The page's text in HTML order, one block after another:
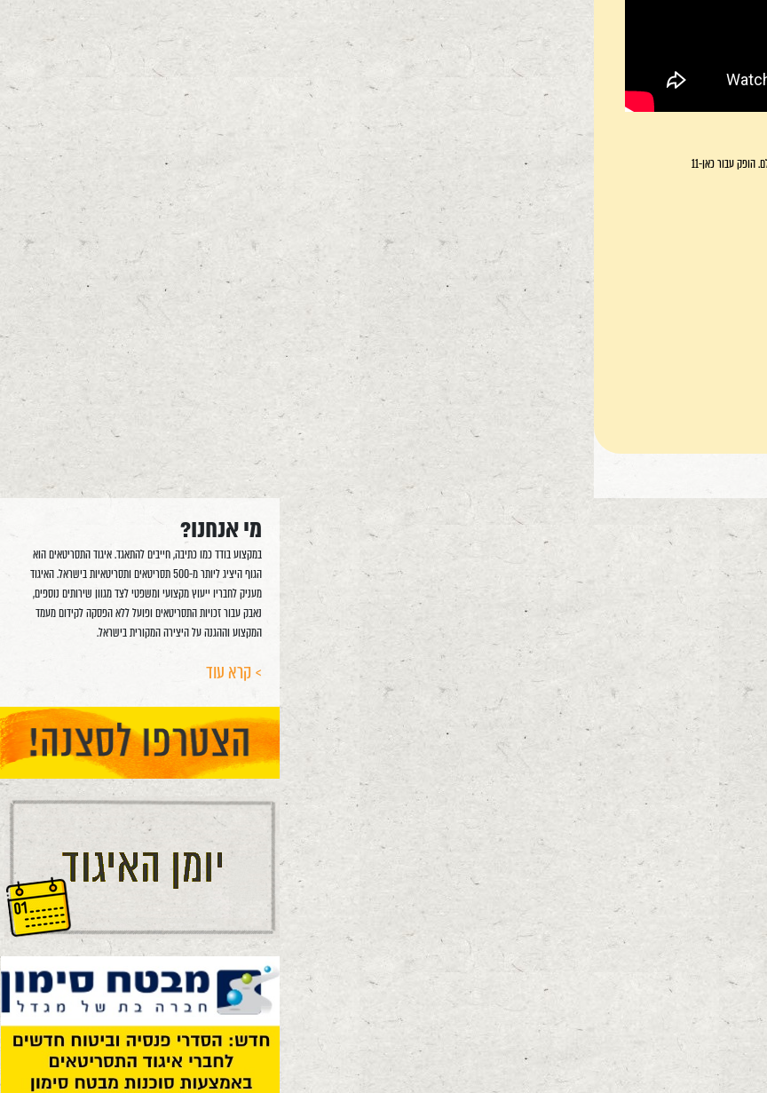
עבור כאן-11
מי אנחנו?
במקצוע בודד כמו כתיבה, חייבים להתאגד. איגוד התסריטאים הוא
הגוף היציג ליותר מ-500 תסריטאים ותסריטאיות בישראל. האיגוד
מעניק לחבריו ייעוץ מקצועי ומשפטי לצד מגוון שירותים נוספים,
נאבק עבור זכויות התסריטאים ופועל ללא הפסקה לקידום מעמד
המקצוע וההגנה על היצירה המקורית בישראל.
> קרא עוד